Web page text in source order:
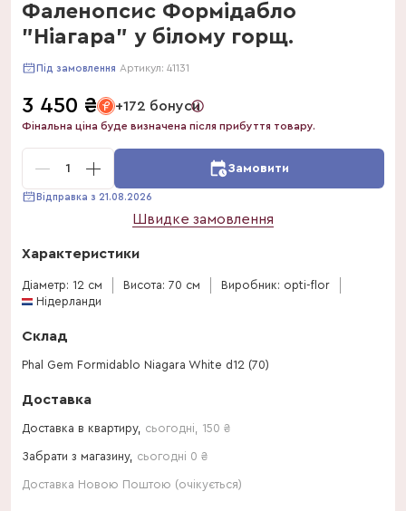
Фаленопсис Формідабло
"Ніагара" у білому горщ.
Під замовлення Артикул: 41131
3 450 ₴ +172 бонуси
Фінальна ціна буде визначена після прибуття товару.
1 Замовити
Відправка з 21.08.2026
Швидке замовлення
Характеристики
Діаметр: 12 см Висота: 70 см
Виробник: opti-flor
Нідерланди
Склад
Phal Gem Formidablo Niagara White d12 (70)
Доставка
Доставка в квартиру, сьогодні 150 ₴
Забрати з магазину, сьогодні 0 ₴
Доставка Новою Поштою (очікується)